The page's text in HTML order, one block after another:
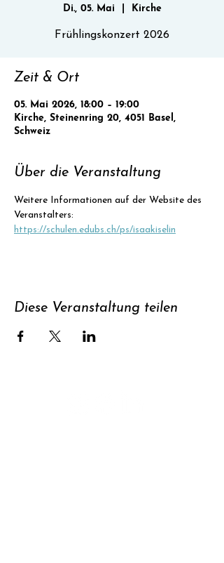
Di., 05. Mai Kirche
Frühlingskonzert 2026
Zeit & Ort
05. Mai 2026, 18:00 – 19:00
Kirche, Steinenring 20, 4051 Basel,
Schweiz
Über die Veranstaltung
Weitere Informationen auf der Website des
Veranstalters:
https://schulen.edubs.ch/ps/isaakiselin
Diese Veranstaltung teilen